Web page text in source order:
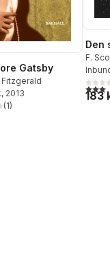
Gatsby
Fitzgerald
, 2013
stjärnor. Totalt antal röster:
(1)
Den
F.
3,0
183